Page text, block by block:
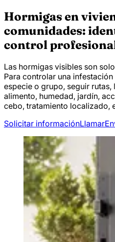
Hormigas en
comunidades:
control
Las hormigas visibles son
Para controlar una
especie o grupo, seguir
alimento, humedad, jardín,
cebo, tratamiento localizado,
Solicitar informaciónLlamar